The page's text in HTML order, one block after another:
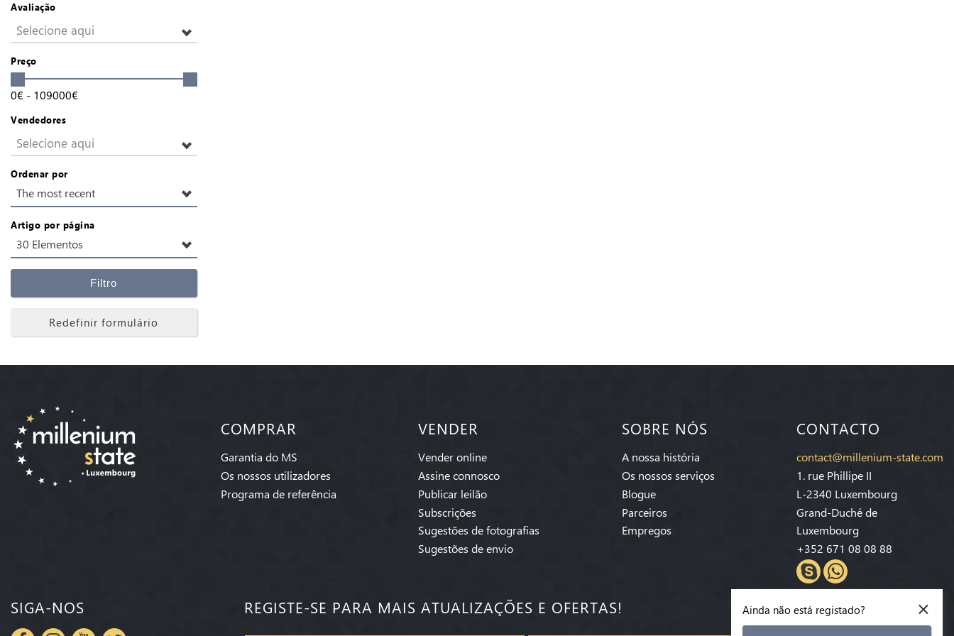
Avaliação
Selecione aqui
Preço
0€ - 109000€
Vendedores
Selecione aqui
Ordenar por
The most recent
Artigo por página
30 Elementos
Filtro
Redefinir formulário
COMPRAR
Garantia do MS
Os nossos utilizadores
Programa de referência
VENDER
Vender online
Assine connosco
Publicar leilão
Subscrições
Sugestões de fotografias
Sugestões de envio
SOBRE NÓS
A nossa história
Os nossos serviços
Blogue
Parceiros
Empregos
CONTACTO
contact@millenium-state.com
1. rue Phillipe II
L-2340 Luxembourg
Grand-Duché de
Luxembourg
+352 671 08 08 88
SIGA-NOS REGISTE-SE PARA MAIS ATUALIZAÇÕES E OFERTAS! ×
Ainda não está registado?